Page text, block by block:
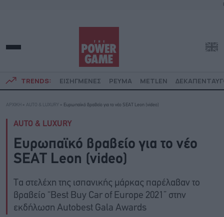
TRENDS: ΕΙΣΗΓΜΕΝΕΣ ΡΕΥΜΑ METLEN
ΑΡΧΙΚΗ » AUTO & LUXURY » Ευρωπαϊκό βραβείο για το νέο SEAT Leon (video)
AUTO & LUXURY
Ευρωπαϊκό βραβείο για το νέο
SEAT Leon (video)
Τα στελέχη της ισπανικής μάρκας παρέλαβαν το
βραβείο “Best Buy Car of Europe 2021” στην
εκδήλωση Autobest Gala Awards